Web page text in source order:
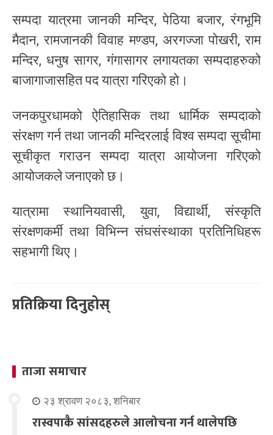
सम्पदा यात्रमा जानकी मन्दिर, पेठिया बजार, रंगभूमि
मैदान, रामजानकी विवाह मण्डप, अरगज्जा पोखरी, राम
मन्दिर, धनुष सागर, गंगासागर लगायतका सम्पदाहरुको
बाजागाजासहित पद यात्रा गरिएको हो।
जनकपुरधामको ऐतिहासिक तथा धार्मिक सम्पदाको
संरक्षण गर्न तथा जानकी मन्दिरलाई विश्व सम्पदा सूचीमा
सूचीकृत गराउन सम्पदा यात्रा आयोजना गरिएको
आयोजकले जनाएको छ।
यात्रामा स्थानियवासी, युवा, विद्यार्थी, संस्कृति
संरक्षणकर्मी तथा विभिन्न संघसंस्थाका प्रतिनिधिहरू
सहभागी थिए।
प्रतिक्रिया दिनुहोस्
ताजा समाचार
२३ श्रावण २०८३, शनिबार
रास्वपाकै सांसदहरुले आलोचना गर्न थालेपछि